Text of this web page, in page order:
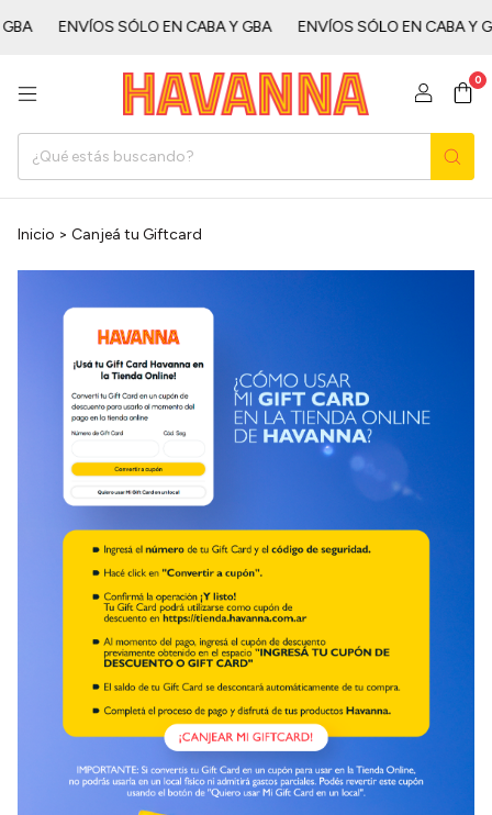
ㅤ ENVÍOS SÓLO EN CABA Y GBAㅤㅤㅤㅤㅤ ENVÍOS SÓLO EN CABA Y GBAㅤㅤㅤㅤ
0
Inicio > Canjeá tu Giftcard